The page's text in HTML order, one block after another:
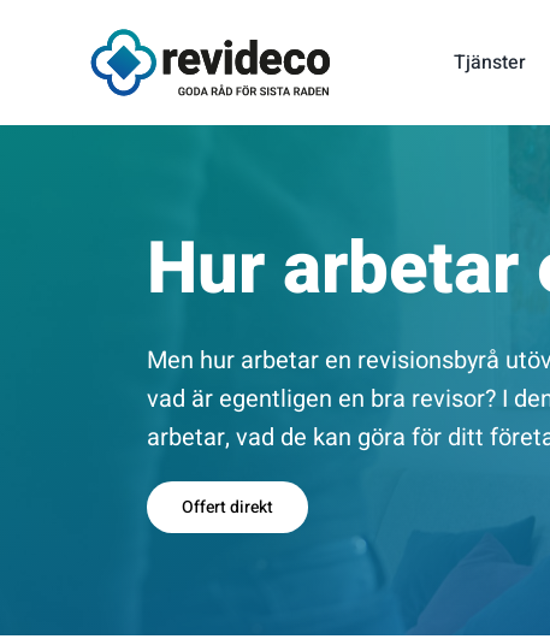
Tjänster
Hur arbetar
Men hur arbetar en revisionsbyrå
vad är egentligen en bra revisor? I
arbetar, vad de kan göra för ditt
Offert direkt